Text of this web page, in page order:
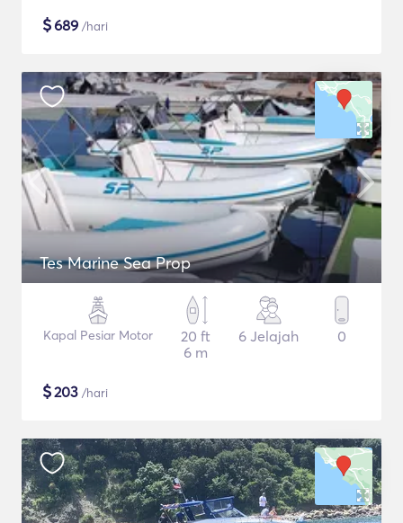
$689 /hari
Tes Marine Sea Prop
Kapal Pesiar Motor
20 ft
6 m
6 Jelajah 0
$203 /hari